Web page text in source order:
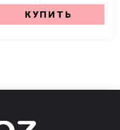
КУПИТЬ